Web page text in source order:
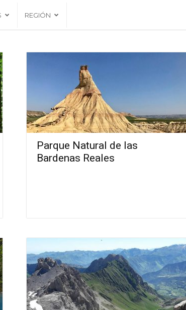
REGIÓN
Parque Natural de las
Bardenas Reales